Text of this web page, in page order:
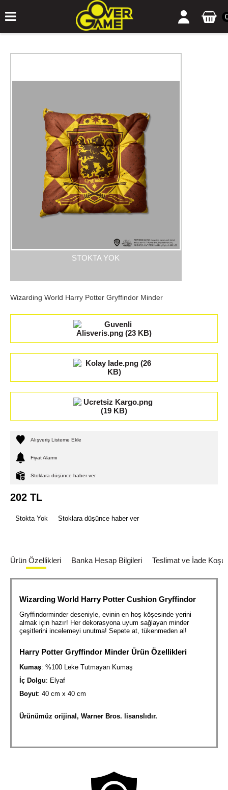
STOKTA YOK
Wizarding World Harry Potter Gryffindor Minder
Alışveriş Listeme Ekle
Fiyat Alarmı
Stoklara düşünce haber ver
202 TL
Stokta Yok Stoklara düşünce haber ver
Ürün Özellikleri Banka Hesap Bilgileri Teslimat ve İade
Wizarding World Harry Potter Cushion Gryffindor
Gryffindorminder deseniyle, evinin en hoş köşesinde yerini
almak için hazır! Her dekorasyona uyum sağlayan minder
çeşitlerini incelemeyi unutma! Sepete at, tükenmeden al!
Harry Potter Gryffindor Minder Ürün Özellikleri
Kumaş: %100 Leke Tutmayan Kumaş
İç Dolgu: Elyaf
Boyut: 40 cm x 40 cm
Ürünümüz orijinal, Warner Bros. lisanslıdır.